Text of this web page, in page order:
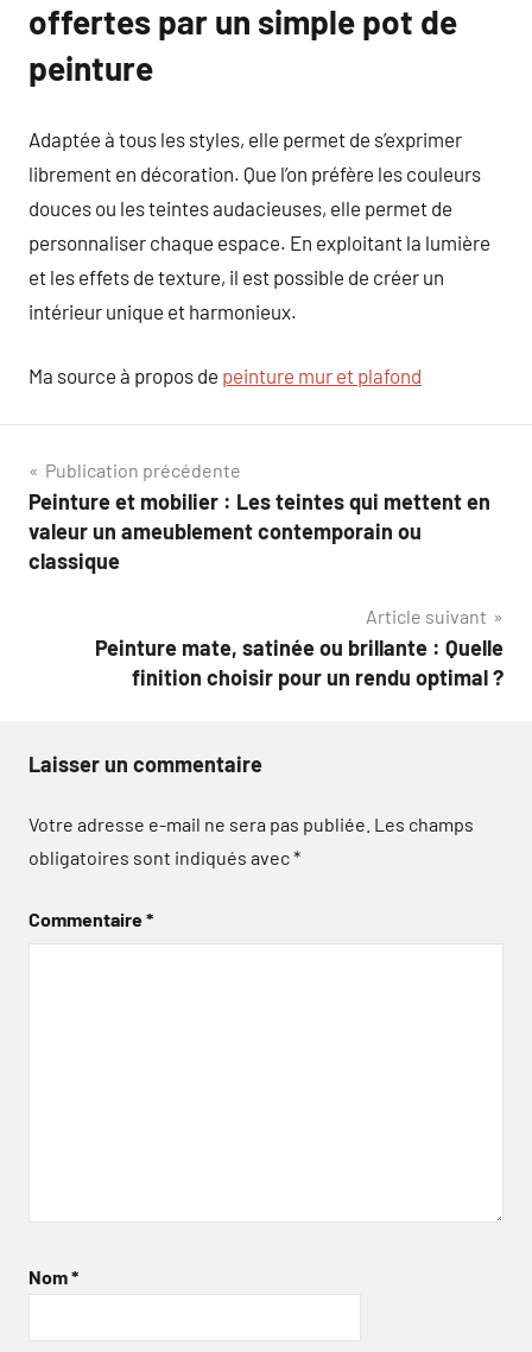
offertes par un simple pot de
peinture
Adaptée à tous les styles, elle permet de s’exprimer
librement en décoration. Que l’on préfère les couleurs
douces ou les teintes audacieuses, elle permet de
personnaliser chaque espace. En exploitant la lumière
et les effets de texture, il est possible de créer un
intérieur unique et harmonieux.
Ma source à propos de peinture mur et plafond
Navigation
de
l’article
Publication précédente
Peinture et mobilier : Les teintes qui mettent en
valeur un ameublement contemporain ou
classique
Article suivant
Peinture mate, satinée ou brillante : Quelle
finition choisir pour un rendu optimal ?
Laisser un commentaire
Votre adresse e-mail ne sera pas publiée. Les champs
obligatoires sont indiqués avec*
Commentaire*
Nom*